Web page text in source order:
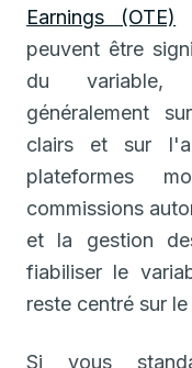
Earnings (OTE)
peuvent être
du variable,
généralement
clairs et sur
plateformes
commissions
et la gestion
fiabiliser le
reste centré sur
Si vous